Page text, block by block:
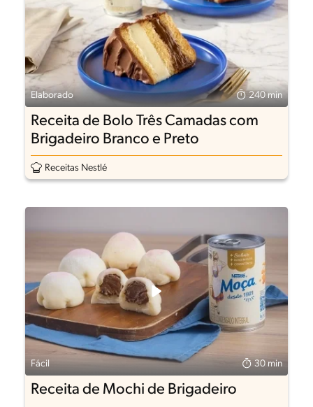
Elaborado 240 min
Receita de Bolo Três Camadas com
Brigadeiro Branco e Preto
Receitas Nestlé
Fácil 30 min
Receita de Mochi de Brigadeiro